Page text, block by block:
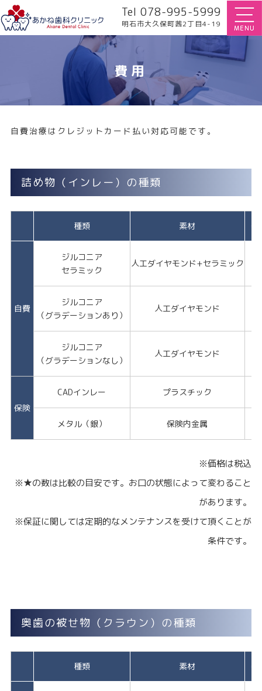
Tel 078-995-5999
明石市大久保町茜2丁目4-19
費用
自費治療はクレジットカード払い対応可能です。
詰め物（インレー）の種類
種類 素材
自費
ジルコニア
セラミック
人工ダイヤモンド+セラミック
ジルコニア
（グラデーションあり）
人工ダイヤモンド
ジルコニア
（グラデーションなし）
人工ダイヤモンド
保険
CADインレー プラスチック
メタル（銀） 保険内金属
※価格は税込
※★の数は比較の目安です。お口の状態によって変わること
があります。
※保証に関しては定期的なメンテナンスを受けて頂くことが
条件です。
奥歯の被せ物（クラウン）の種類
種類 素材